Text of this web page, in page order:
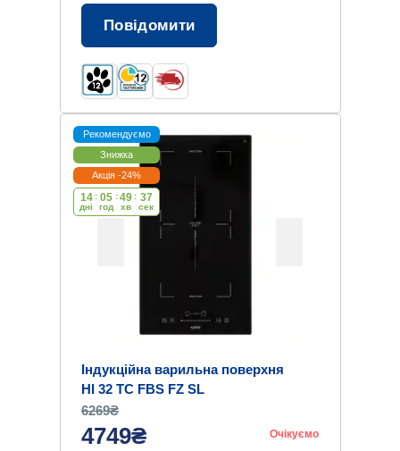
Повідомити
Рекомендуємо
Знижка
Акція -24%
14
дні
: 05
год
:49
хв
: 36
cек
Індукційна варильна поверхня
HI 32 TC FBS FZ SL
6269₴
4749₴ Очікуємо